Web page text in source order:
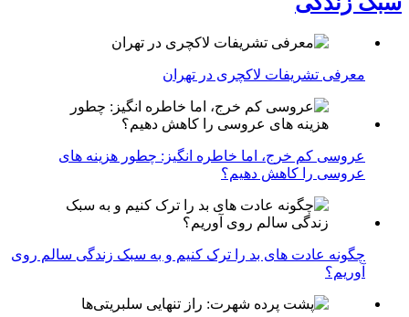
معرفی تشریفات لاکچری در تهران
عروسی کم خرج، اما خاطره انگیز: چطور هزینه های
عروسی را کاهش دهیم؟
چگونه عادت‌ های بد را ترک کنیم و به سبک زندگی سالم روی
آوریم؟